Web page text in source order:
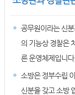
공무원이라는 신
의 기능상 경찰은
른 운영체제입니다.
소방은 정부수립
신분을 갖고 소방